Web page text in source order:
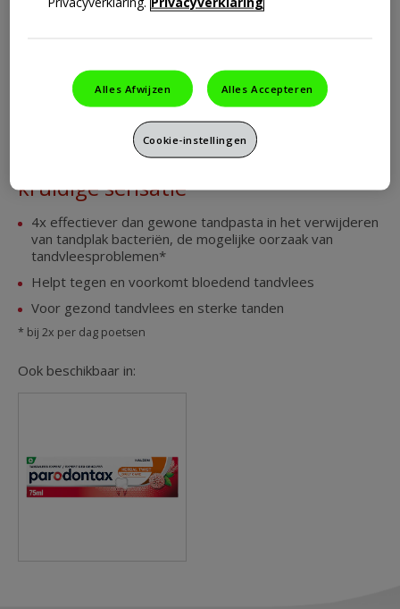
Tandpasta
Herbal Fresh heeft een unieke
smaak-combinatie van bergamot en
mint voor een schone, frisse en
kruidige sensatie
4x effectiever dan gewone tandpasta in het verwijderen
van tandplak bacteriën, de mogelijke oorzaak van
tandvleesproblemen*
Helpt tegen en voorkomt bloedend tandvlees
Voor gezond tandvlees en sterke tanden
* bij 2x per dag poetsen
Ook beschikbaar in:
Alles Afwijzen Alles Accepteren
Cookie-instellingen